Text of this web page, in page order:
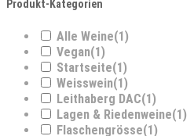
Produkt-Kategorien
Alle Weine(1)
Vegan(1)
Startseite(1)
Weisswein(1)
Leithaberg DAC(1)
Lagen & Riedenweine(1)
Flaschengrösse(1)